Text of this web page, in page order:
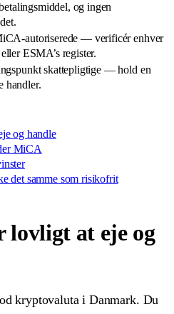
og ingen
autoriserede — verificér enhver
ESMA’s register.
skattepligtige — hold en
handler.
og handle
MiCA
det samme som risikofrit
at eje og
kryptovaluta i Danmark. Du